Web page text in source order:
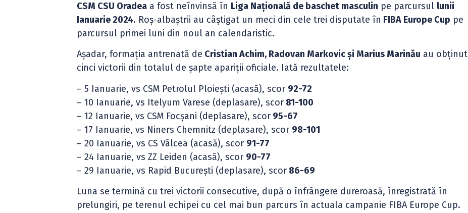
CSM CSU Oradea a fost neînvinsă în Liga Națională de baschet masculin pe parcursul lunii
Ianuarie 2024. Roș-albaștrii au câștigat un meci din cele trei disputate în FIBA Europe Cup pe
parcursul primei luni din noul an calendaristic.
Așadar, formația antrenată de Cristian Achim, Radovan Markovic și Marius Marinău au obținut
cinci victorii din totalul de șapte apariții oficiale. Iată rezultatele:
– 5 Ianuarie, vs CSM Petrolul Ploiești (acasă), scor 92-72
– 10 Ianuarie, vs Itelyum Varese (deplasare), scor 81-100
– 12 Ianuarie, vs CSM Focșani (deplasare), scor 95-67
– 17 Ianuarie, vs Niners Chemnitz (deplasare), scor 98-101
– 20 Ianuarie, vs CS Vâlcea (acasă), scor 91-77
– 24 Ianuarie, vs ZZ Leiden (acasă), scor 90-77
– 29 Ianuarie, vs Rapid București (deplasare), scor 86-69
Luna se termină cu trei victorii consecutive, după o înfrângere dureroasă, înregistrată în
prelungiri, pe terenul echipei cu cel mai bun parcurs în actuala campanie FIBA Europe Cup.